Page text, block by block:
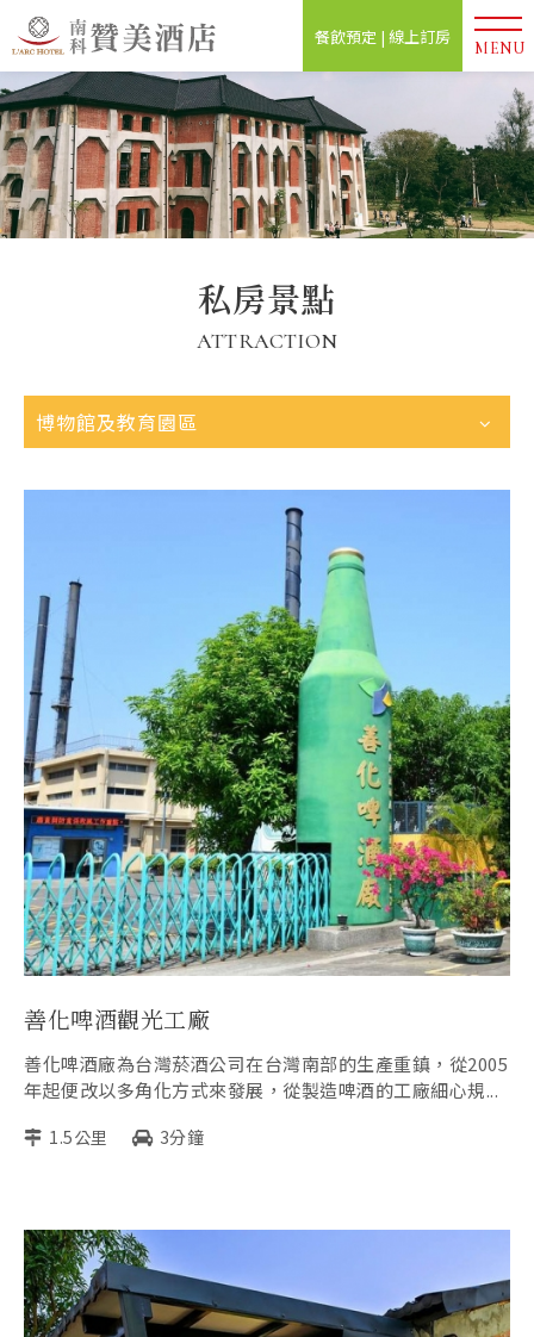
私房景點
ATTRACTION
博物館及教育園區
善化啤酒觀光工廠
善化啤酒廠為台灣菸酒公司在台灣南部的生產重鎮，從2005
年起便改以多角化方式來發展，從製造啤酒的工廠細心規...
1.5公里 3分鐘
餐飲預定 | 線上訂房
MENU